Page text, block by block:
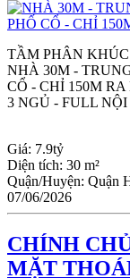
TẦM PHÂN
NHÀ 30M -
CỔ - CHỈ 150M
3 NGỦ - FULL
Giá: 7.9tỷ
Diện tích: 30 m²
Quận/Huyện: Quận
07/06/2026
CHÍNH
MẶT